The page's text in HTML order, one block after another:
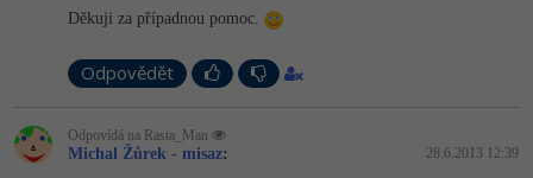
ASP.NET MVC
Django
Best practices
MS-SQL
SQLite
Databázový analytik
VB.NET
-80%
Děkuji za případnou pomoc.
Odpovědět
Odpovídá na Rasta_Man
Michal Žůrek - misaz: 28.6.2013 12:39